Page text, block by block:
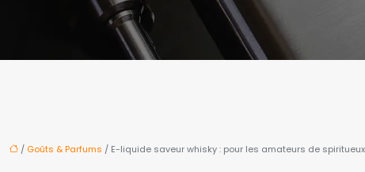
/ Goûts & Parfums / E-liquide saveur whisky : pour les amateurs de